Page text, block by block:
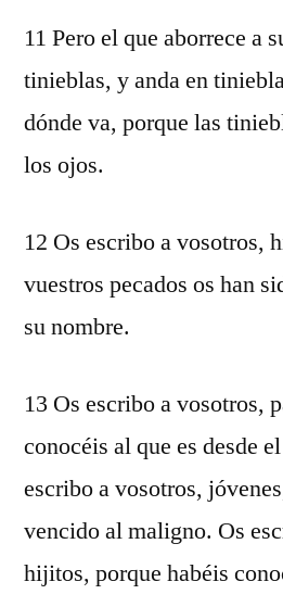
11 Pero el que aborrece a
tinieblas, y anda en
dónde va, porque las
los ojos.
12 Os escribo a vosotros,
vuestros pecados os han
su nombre.
13 Os escribo a vosotros,
conocéis al que es desde
escribo a vosotros,
vencido al maligno. Os
hijitos, porque habéis